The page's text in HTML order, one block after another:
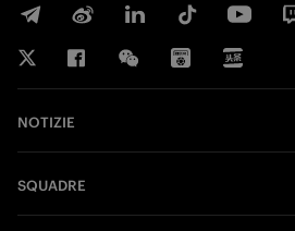
NOTIZIE
SQUADRE